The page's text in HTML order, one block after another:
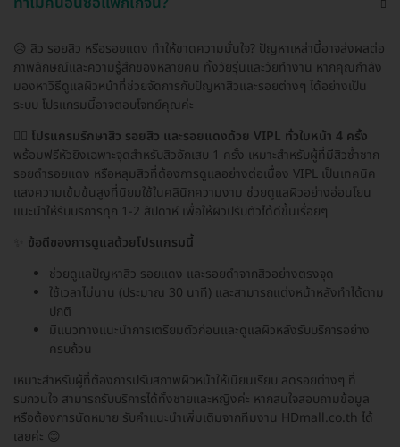
😥 สิว รอยสิว หรือรอยแดง ทำให้ขาดความมั่นใจ? ปัญหาเหล่านี้อาจส่งผลต่อ
ภาพลักษณ์และความรู้สึกของหลายคน ทั้งวัยรุ่นและวัยทำงาน หากคุณกำลัง
มองหาวิธีดูแลผิวหน้าที่ช่วยจัดการกับปัญหาสิวและรอยต่างๆ ได้อย่างเป็น
ระบบ โปรแกรมนี้อาจตอบโจทย์คุณค่ะ
🧑‍⚕️ โปรแกรมรักษาสิว รอยสิว และรอยแดงด้วย VIPL ทั่วใบหน้า 4 ครั้ง
พร้อมฟรีหัวยิงเฉพาะจุดสำหรับสิวอักเสบ 1 ครั้ง เหมาะสำหรับผู้ที่มีสิวซ้ำซาก
รอยดำรอยแดง หรือหลุมสิวที่ต้องการดูแลอย่างต่อเนื่อง VIPL เป็นเทคนิค
แสงความเข้มข้นสูงที่นิยมใช้ในคลินิกความงาม ช่วยดูแลผิวอย่างอ่อนโยน
แนะนำให้รับบริการทุก 1-2 สัปดาห์ เพื่อให้ผิวปรับตัวได้ดีขึ้นเรื่อยๆ
ข้อดีของการดูแลด้วยโปรแกรมนี้
ช่วยดูแลปัญหาสิว รอยแดง และรอยดำจากสิวอย่างตรงจุด
ใช้เวลาไม่นาน (ประมาณ 30 นาที) และสามารถแต่งหน้าหลังทำได้ตาม
ปกติ
มีแนวทางแนะนำการเตรียมตัวก่อนและดูแลผิวหลังรับบริการอย่าง
ครบถ้วน
เหมาะสำหรับผู้ที่ต้องการปรับสภาพผิวหน้าให้เนียนเรียบ ลดรอยต่างๆ ที่
รบกวนใจ สามารถรับบริการได้ทั้งชายและหญิงค่ะ หากสนใจสอบถามข้อมูล
หรือต้องการนัดหมาย รับคำแนะนำเพิ่มเติมจากทีมงาน HDmall.co.th ได้
เลยค่ะ 😊